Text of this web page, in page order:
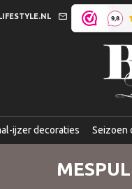
ijzer decoraties Seizoen